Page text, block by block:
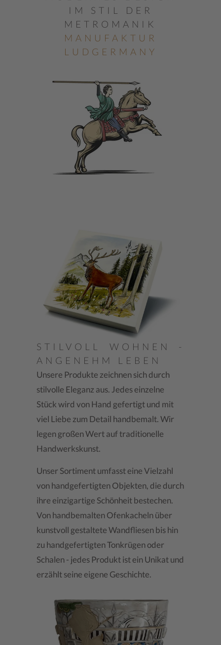
IM STIL DER
METROMANIK
MANUFAKTUR
LUDGERMANY
STILVOLL WOHNEN -
ANGENEHM LEBEN
Unsere Produkte zeichnen sich durch
stilvolle Eleganz aus. Jedes einzelne
Stück wird von Hand gefertigt und mit
viel Liebe zum Detail handbemalt. Wir
legen großen Wert auf traditionelle
Handwerkskunst.
Unser Sortiment umfasst eine Vielzahl
von handgefertigten Objekten, die durch
ihre einzigartige Schönheit bestechen.
Von handbemalten Ofenkacheln über
kunstvoll gestaltete Wandfliesen bis hin
zu handgefertigten Tonkrügen oder
Schalen - jedes Produkt ist ein Unikat und
erzählt seine eigene Geschichte.